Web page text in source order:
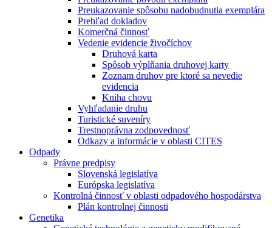
Preukazovanie spôsobu nadobudnutia exemplára
Prehľad dokladov
Komerčná činnosť
Vedenie evidencie živočíchov
Druhová karta
Spôsob výplňania druhovej karty
Zoznam druhov pre ktoré sa nevedie
evidencia
Kniha chovu
Vyhľadanie druhu
Turistické suveníry
Trestnoprávna zodpovednosť
Odkazy a informácie v oblasti CITES
Odpady
Právne predpisy
Slovenská legislatíva
Európska legislatíva
Kontrolná činnosť v oblasti odpadového hospodárstva
Plán kontrolnej činnosti
Genetika